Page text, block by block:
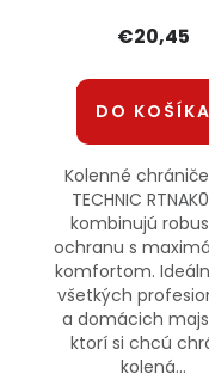
€20,45
DO KOŠÍKA
Kolenné chrániče
TECHNIC
kombinujú
ochranu s
komfortom.
všetkých
a domácich
ktorí si chcú
kolená...